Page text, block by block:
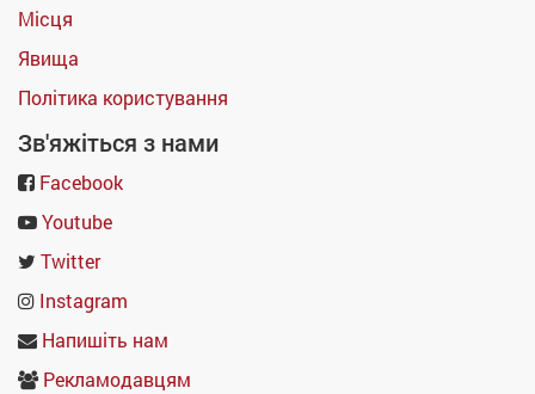
Місця
Явища
Політика користування
Зв'яжіться з нами
Facebook
Youtube
Twitter
Instagram
Напишіть нам
Рекламодавцям